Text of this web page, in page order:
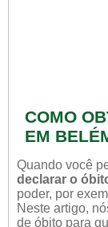
COMO
EM
Quando você
declarar o
poder, por
Neste artigo,
de óbito para